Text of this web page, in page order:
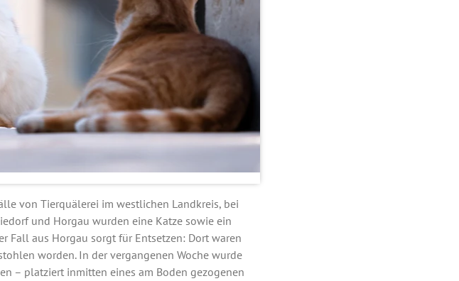
von Tierquälerei im westlichen Landkreis, bei
und Horgau wurden eine Katze sowie ein
Fall aus Horgau sorgt für Entsetzen: Dort waren
worden. In der vergangenen Woche wurde
– platziert inmitten eines am Boden gezogenen